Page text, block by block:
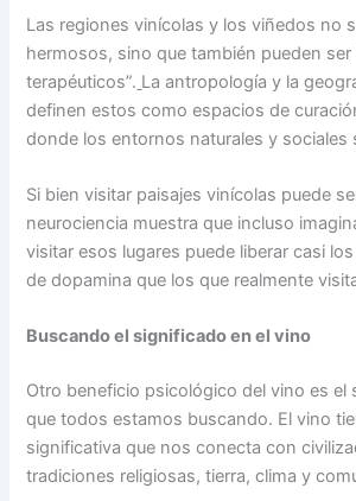
Las regiones vinícolas y los viñedos no
hermosos, sino que también pueden ser
terapéuticos”. La antropología y la
definen estos como espacios de
donde los entornos naturales y sociales
Si bien visitar paisajes vinícolas puede
neurociencia muestra que incluso
visitar esos lugares puede liberar casi
de dopamina que los que realmente
Buscando el significado en el vino
Otro beneficio psicológico del vino es el
que todos estamos buscando. El vino
significativa que nos conecta con
tradiciones religiosas, tierra, clima y